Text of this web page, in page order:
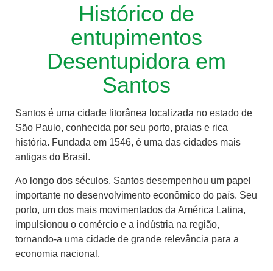
Histórico de
entupimentos
Desentupidora em
Santos
Santos é uma cidade litorânea localizada no estado de
São Paulo, conhecida por seu porto, praias e rica
história. Fundada em 1546, é uma das cidades mais
antigas do Brasil.
Ao longo dos séculos, Santos desempenhou um papel
importante no desenvolvimento econômico do país. Seu
porto, um dos mais movimentados da América Latina,
impulsionou o comércio e a indústria na região,
tornando-a uma cidade de grande relevância para a
economia nacional.